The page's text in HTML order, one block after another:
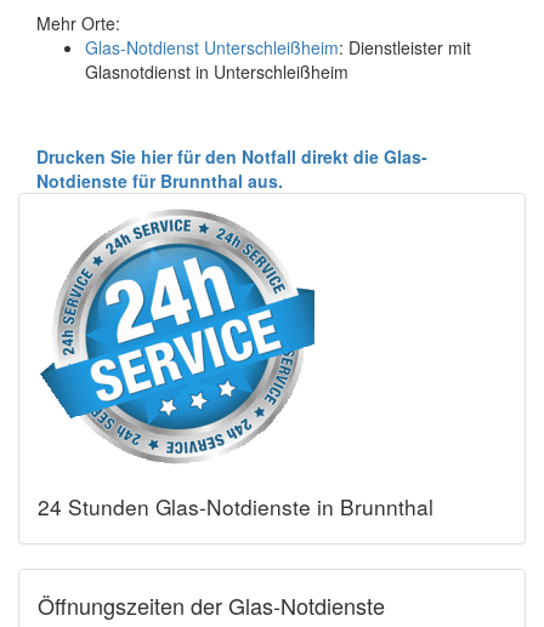
Mehr Orte:
Glas-Notdienst Unterschleißheim: Dienstleister mit
Glasnotdienst in Unterschleißheim
Drucken Sie hier für den Notfall direkt die Glas-
Notdienste für Brunnthal aus.
24 Stunden Glas-Notdienste in Brunnthal
Öffnungszeiten der Glas-Notdienste